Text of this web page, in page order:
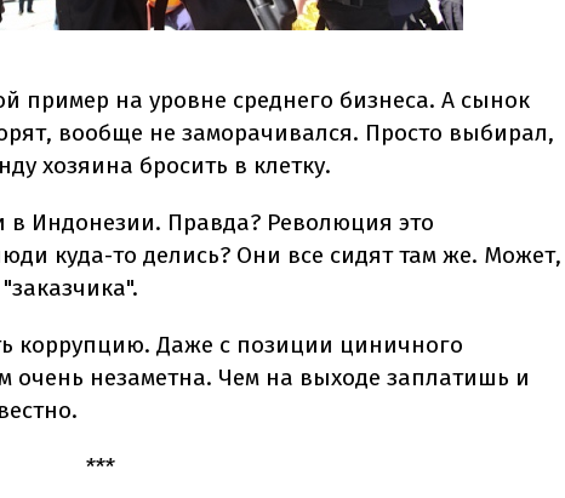
пример на уровне среднего бизнеса. А сынок
вообще не заморачивался. Просто выбирал,
хозяина бросить в клетку.
в Индонезии. Правда? Революция это
куда-то делись? Они все сидят там же. Может,
коррупцию. Даже с позиции циничного
очень незаметна. Чем на выходе заплатишь и
***